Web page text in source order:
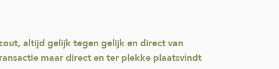
altijd gelijk tegen gelijk en direct van
maar direct en ter plekke plaatsvindt